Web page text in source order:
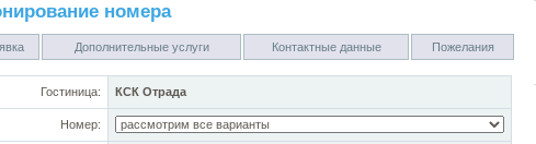
номера
Дополнительные услуги Контактные данные Пожелания
Гостиница: КСК Отрада
Номер: